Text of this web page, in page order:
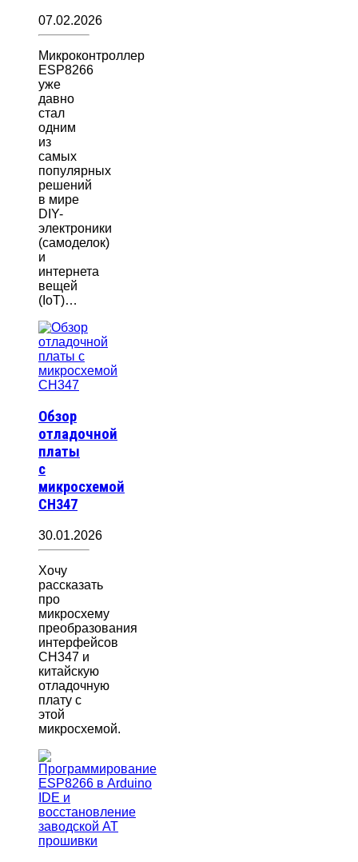
07.02.2026
Микроконтроллер
ESP8266
уже
давно
стал
одним
из
самых
популярных
решений
в мире
DIY-
электроники
(самоделок)
и
интернета
вещей
(IoT)…
Обзор
отладочной
платы
с
микросхемой
CH347
30.01.2026
Хочу
рассказать
про
микросхему
преобразования
интерфейсов
CH347 и
китайскую
отладочную
плату с
этой
микросхемой.